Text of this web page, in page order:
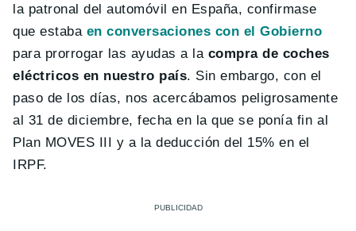
la patronal del automóvil en España, confirmase
que estaba en conversaciones con el Gobierno
para prorrogar las ayudas a la compra de coches
eléctricos en nuestro país. Sin embargo, con el
paso de los días, nos acercábamos peligrosamente
al 31 de diciembre, fecha en la que se ponía fin al
Plan MOVES III y a la deducción del 15% en el
IRPF.